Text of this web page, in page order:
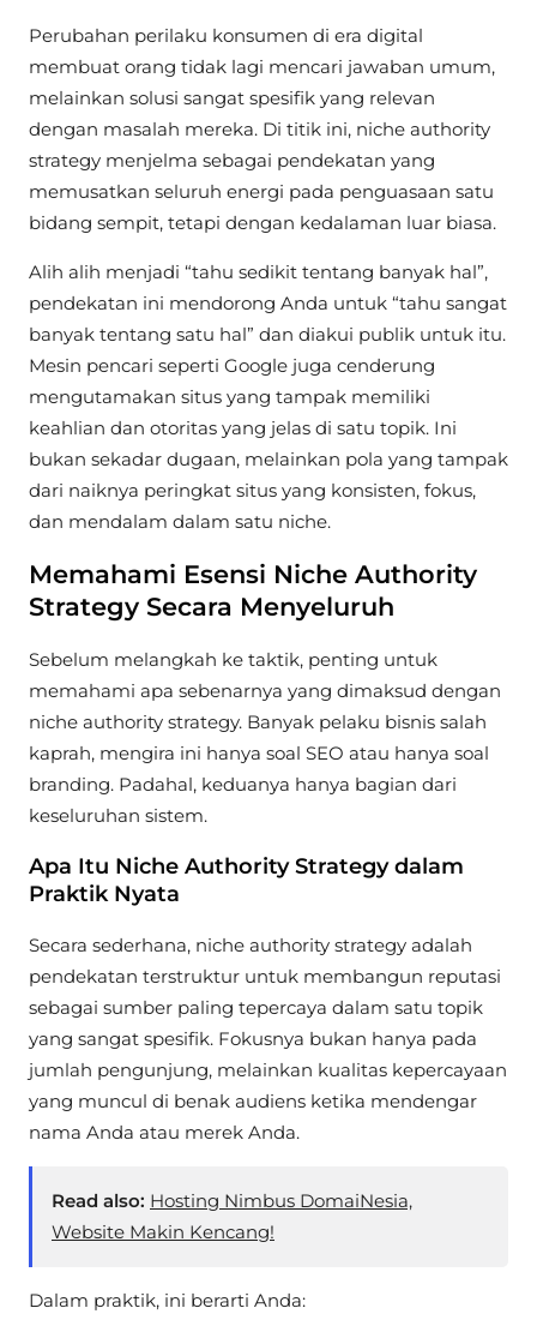
Perubahan perilaku konsumen di era digital
membuat orang tidak lagi mencari jawaban umum,
melainkan solusi sangat spesifik yang relevan
dengan masalah mereka. Di titik ini, niche authority
strategy menjelma sebagai pendekatan yang
memusatkan seluruh energi pada penguasaan satu
bidang sempit, tetapi dengan kedalaman luar biasa.
Alih alih menjadi “tahu sedikit tentang banyak hal”,
pendekatan ini mendorong Anda untuk “tahu sangat
banyak tentang satu hal” dan diakui publik untuk itu.
Mesin pencari seperti Google juga cenderung
mengutamakan situs yang tampak memiliki
keahlian dan otoritas yang jelas di satu topik. Ini
bukan sekadar dugaan, melainkan pola yang tampak
dari naiknya peringkat situs yang konsisten, fokus,
dan mendalam dalam satu niche.
Memahami Esensi Niche Authority
Strategy Secara Menyeluruh
Sebelum melangkah ke taktik, penting untuk
memahami apa sebenarnya yang dimaksud dengan
niche authority strategy. Banyak pelaku bisnis salah
kaprah, mengira ini hanya soal SEO atau hanya soal
branding. Padahal, keduanya hanya bagian dari
keseluruhan sistem.
Apa Itu Niche Authority Strategy dalam
Praktik Nyata
Secara sederhana, niche authority strategy adalah
pendekatan terstruktur untuk membangun reputasi
sebagai sumber paling tepercaya dalam satu topik
yang sangat spesifik. Fokusnya bukan hanya pada
jumlah pengunjung, melainkan kualitas kepercayaan
yang muncul di benak audiens ketika mendengar
nama Anda atau merek Anda.
Read also: Hosting Nimbus DomaiNesia,
Website Makin Kencang!
Dalam praktik, ini berarti Anda: